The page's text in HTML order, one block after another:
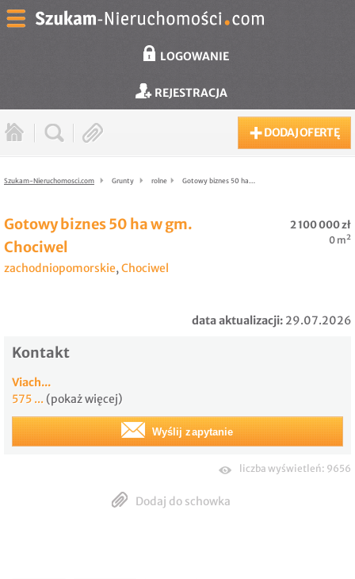
LOGOWANIE
REJESTRACJA
DODAJ OFERTĘ
Szukam-Nieruchomosci.com Grunty rolne Gotowy biznes 50 ha…
Gotowy biznes 50 ha w gm.
Chociwel
zachodniopomorskie,Chociwel
2 100 000 zł
0 m²
data aktualizacji: 29.07.2026
Kontakt
Viach...
575 ... (pokaż więcej)
Wyślij zapytanie
liczba wyświetleń: 9656
Dodaj do schowka